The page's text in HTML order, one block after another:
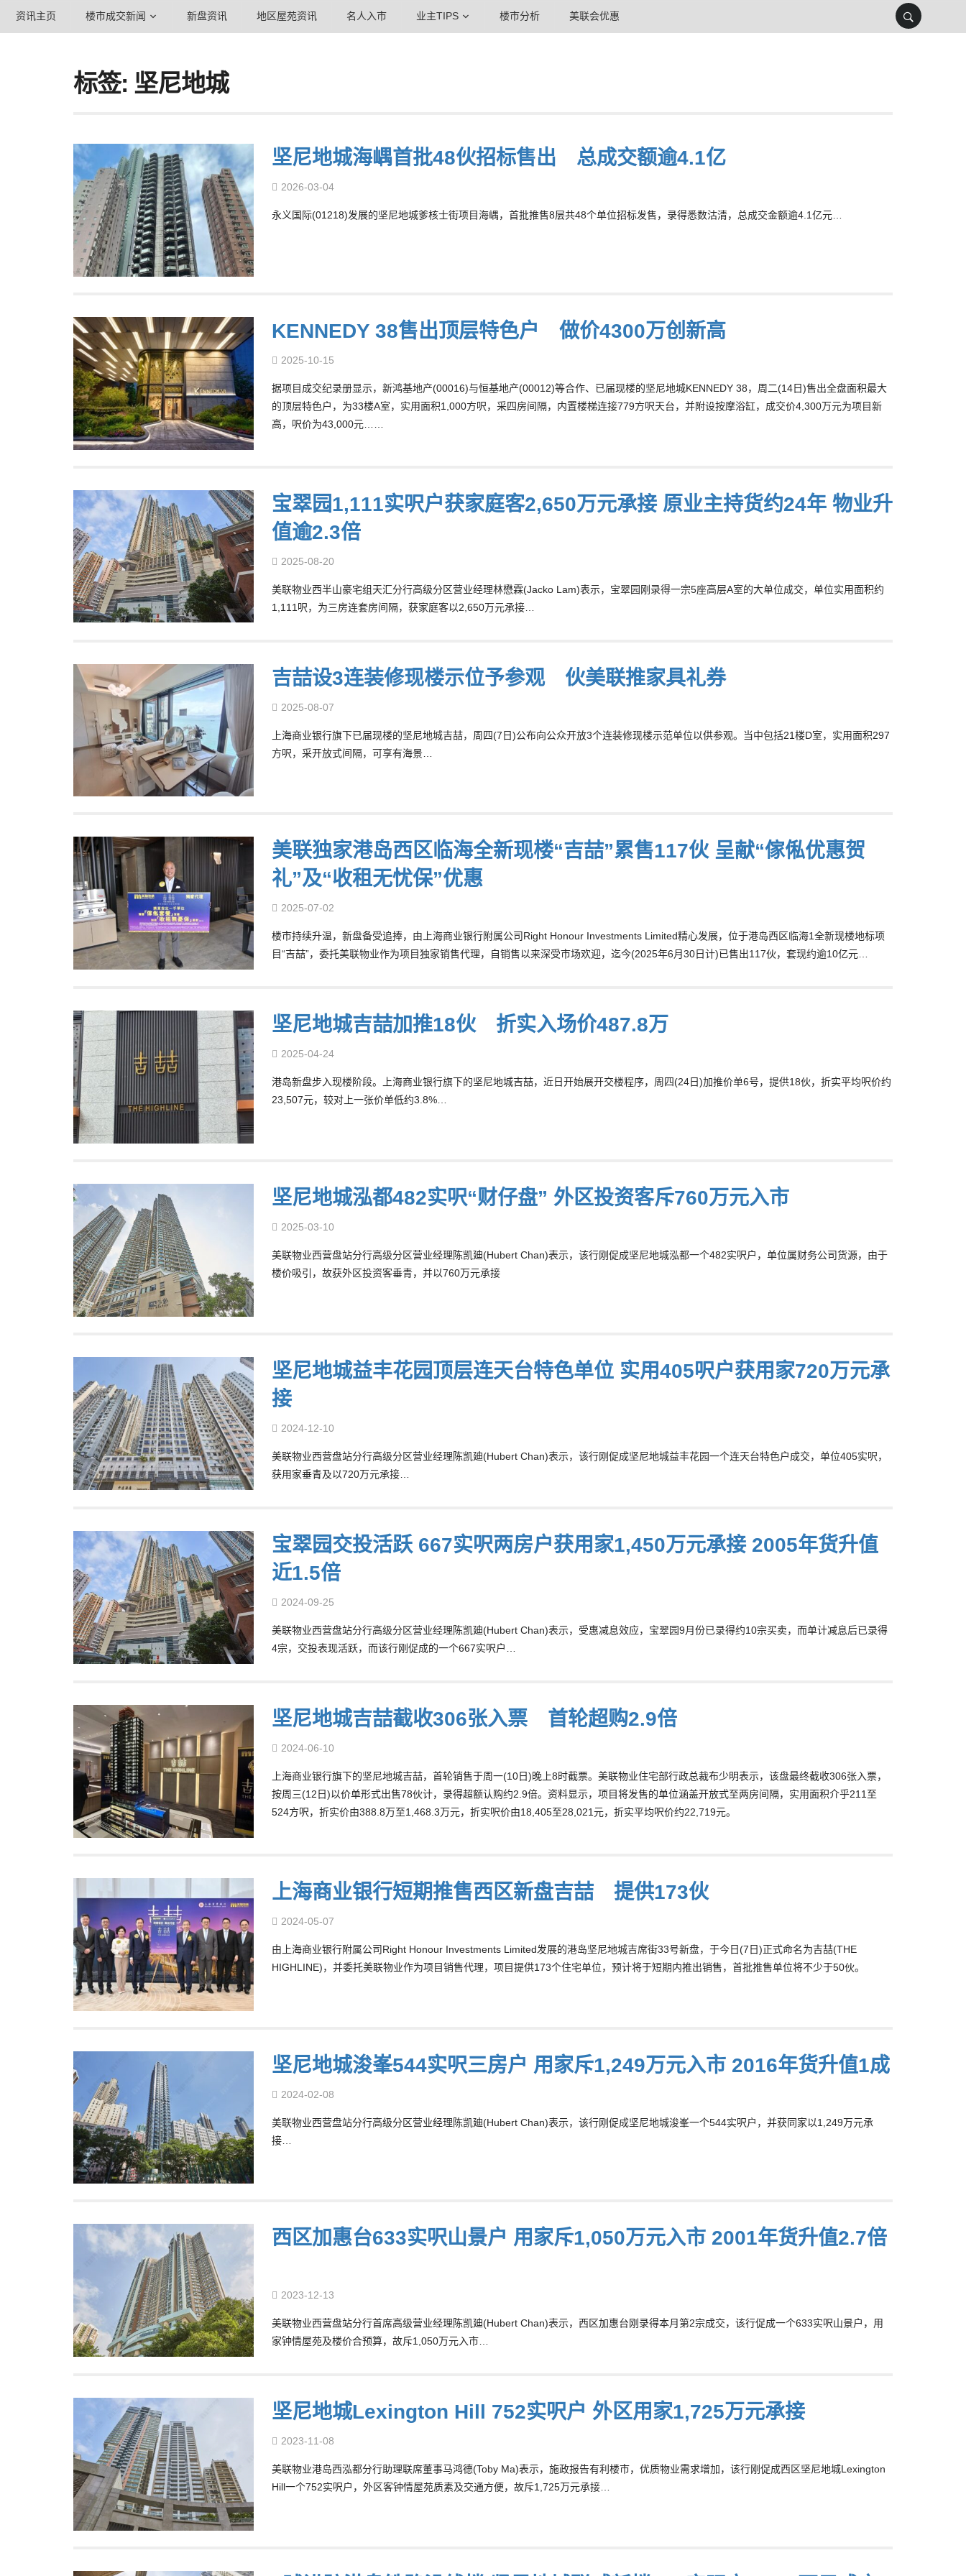
资讯主页 楼市成交新闻 新盘资讯 地区屋苑资讯 名人入市 业主TIPS 楼市分析 美联会优惠
标签: 坚尼地城
坚尼地城海嵎首批48伙招标售出 总成交额逾4.1亿
2026-03-04
永义国际(01218)发展的坚尼地城爹核士街项目海嵎，首批推售8层共48个单位招标发售，录得悉数沽清，总成交金额逾4.1亿元…
KENNEDY 38售出顶层特色户 做价4300万创新高
2025-10-15
据项目成交纪录册显示，新鸿基地产(00016)与恒基地产(00012)等合作、已届现楼的坚尼地城KENNEDY 38，周二(14日)售出全盘面积最大
的顶层特色户，为33楼A室，实用面积1,000方呎，采四房间隔，内置楼梯连接779方呎天台，并附设按摩浴缸，成交价4,300万元为项目新
高，呎价为43,000元……
宝翠园1,111实呎户获家庭客2,650万元承接 原业主持货约24年 物业升
值逾2.3倍
2025-08-20
美联物业西半山豪宅组天汇分行高级分区营业经理林懋霖(Jacko Lam)表示，宝翠园刚录得一宗5座高层A室的大单位成交，单位实用面积约
1,111呎，为三房连套房间隔，获家庭客以2,650万元承接…
吉喆设3连装修现楼示位予参观 伙美联推家具礼券
2025-08-07
上海商业银行旗下已届现楼的坚尼地城吉喆，周四(7日)公布向公众开放3个连装修现楼示范单位以供参观。当中包括21楼D室，实用面积297
方呎，采开放式间隔，可享有海景…
美联独家港岛西区临海全新现楼“吉喆”累售117伙 呈献“傢俬优惠贺
礼”及“收租无忧保”优惠
2025-07-02
楼市持续升温，新盘备受追捧，由上海商业银行附属公司Right Honour Investments Limited精心发展，位于港岛西区临海1全新现楼地标项
目“吉喆”，委托美联物业作为项目独家销售代理，自销售以来深受市场欢迎，迄今(2025年6月30日计)已售出117伙，套现约逾10亿元…
坚尼地城吉喆加推18伙 折实入场价487.8万
2025-04-24
港岛新盘步入现楼阶段。上海商业银行旗下的坚尼地城吉喆，近日开始展开交楼程序，周四(24日)加推价单6号，提供18伙，折实平均呎价约
23,507元，较对上一张价单低约3.8%…
坚尼地城泓都482实呎“财仔盘” 外区投资客斥760万元入市
2025-03-10
美联物业西营盘站分行高级分区营业经理陈凯廸(Hubert Chan)表示，该行刚促成坚尼地城泓都一个482实呎户，单位属财务公司货源，由于
楼价吸引，故获外区投资客垂青，并以760万元承接
坚尼地城益丰花园顶层连天台特色单位 实用405呎户获用家720万元承
接
2024-12-10
美联物业西营盘站分行高级分区营业经理陈凯廸(Hubert Chan)表示，该行刚促成坚尼地城益丰花园一个连天台特色户成交，单位405实呎，
获用家垂青及以720万元承接…
宝翠园交投活跃 667实呎两房户获用家1,450万元承接 2005年货升值
近1.5倍
2024-09-25
美联物业西营盘站分行高级分区营业经理陈凯廸(Hubert Chan)表示，受惠减息效应，宝翠园9月份已录得约10宗买卖，而单计减息后已录得
4宗，交投表现活跃，而该行刚促成的一个667实呎户…
坚尼地城吉喆截收306张入票 首轮超购2.9倍
2024-06-10
上海商业银行旗下的坚尼地城吉喆，首轮销售于周一(10日)晚上8时截票。美联物业住宅部行政总裁布少明表示，该盘最终截收306张入票，
按周三(12日)以价单形式出售78伙计，录得超额认购约2.9倍。资料显示，项目将发售的单位涵盖开放式至两房间隔，实用面积介乎211至
524方呎，折实价由388.8万至1,468.3万元，折实呎价由18,405至28,021元，折实平均呎价约22,719元。
上海商业银行短期推售西区新盘吉喆 提供173伙
2024-05-07
由上海商业银行附属公司Right Honour Investments Limited发展的港岛坚尼地城吉席街33号新盘，于今日(7日)正式命名为吉喆(THE
HIGHLINE)，并委托美联物业作为项目销售代理，项目提供173个住宅单位，预计将于短期内推出销售，首批推售单位将不少于50伙。
坚尼地城浚峯544实呎三房户 用家斥1,249万元入市 2016年货升值1成
2024-02-08
美联物业西营盘站分行高级分区营业经理陈凯廸(Hubert Chan)表示，该行刚促成坚尼地城浚峯一个544实呎户，并获同家以1,249万元承
接…
西区加惠台633实呎山景户 用家斥1,050万元入市 2001年货升值2.7倍
2023-12-13
美联物业西营盘站分行首席高级营业经理陈凯廸(Hubert Chan)表示，西区加惠台刚录得本月第2宗成交，该行促成一个633实呎山景户，用
家钟情屋苑及楼价合预算，故斥1,050万元入市…
坚尼地城Lexington Hill 752实呎户 外区用家1,725万元承接
2023-11-08
美联物业港岛西泓都分行助理联席董事马鸿德(Toby Ma)表示，施政报告有利楼市，优质物业需求增加，该行刚促成西区坚尼地城Lexington
Hill一个752实呎户，外区客钟情屋苑质素及交通方便，故斥1,725万元承接…